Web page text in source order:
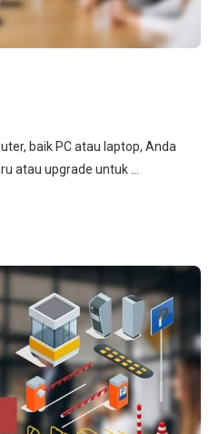
baik PC atau laptop, Anda
atau upgrade untuk …